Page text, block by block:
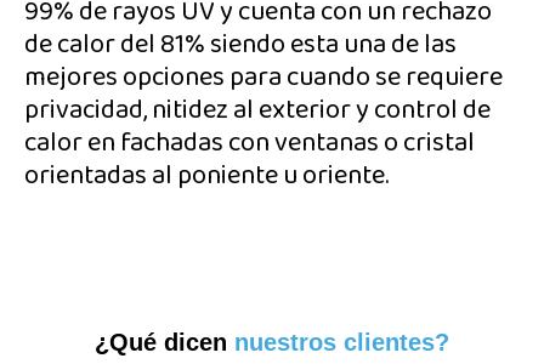
99% de rayos UV y cuenta con un rechazo
de calor del 81% siendo esta una de las
mejores opciones para cuando se requiere
privacidad, nitidez al exterior y control de
calor en fachadas con ventanas o cristal
orientadas al poniente u oriente.
¿Qué dicen nuestros clientes?